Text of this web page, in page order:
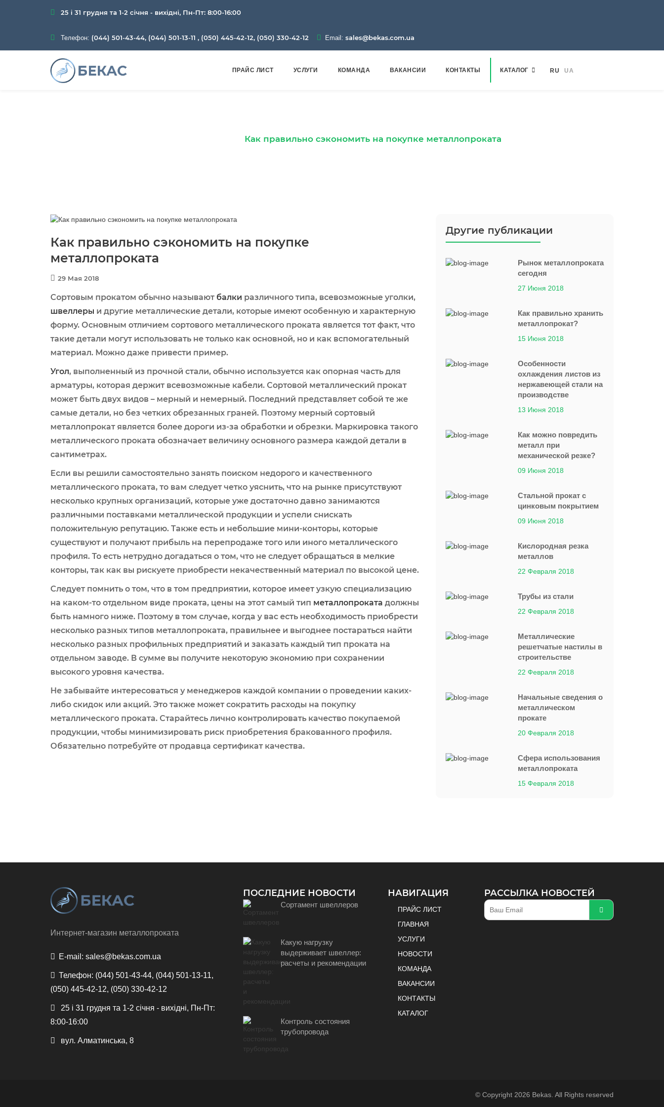
25 і 31 грудня та 1-2 січня - вихідні, Пн-Пт: 8:00-16:00
Телефон: (044) 501-43-44, (044) 501-13-11 , (050) 445-42-12, (050) 330-42-12 Email: sales@bekas.com.ua
ПРАЙС ЛИСТ УСЛУГИ КОМАНДА ВАКАНСИИ КОНТАКТЫ КАТАЛОГ RU UA
Как правильно сэкономить на покупке металлопроката
Как правильно сэкономить на покупке
металлопроката
29 Мая 2018
Сортовым прокатом обычно называют балки различного типа, всевозможные уголки,
швеллеры и другие металлические детали, которые имеют особенную и характерную
форму. Основным отличием сортового металлического проката является тот факт, что
такие детали могут использовать не только как основной, но и как вспомогательный
материал. Можно даже привести пример.
Угол, выполненный из прочной стали, обычно используется как опорная часть для
арматуры, которая держит всевозможные кабели. Сортовой металлический прокат
может быть двух видов – мерный и немерный. Последний представляет собой те же
самые детали, но без четких обрезанных граней. Поэтому мерный сортовый
металлопрокат является более дороги из-за обработки и обрезки. Маркировка такого
металлического проката обозначает величину основного размера каждой детали в
сантиметрах.
Если вы решили самостоятельно занять поиском недорого и качественного
металлического проката, то вам следует четко уяснить, что на рынке присутствуют
несколько крупных организаций, которые уже достаточно давно занимаются
различными поставками металлической продукции и успели снискать
положительную репутацию. Также есть и небольшие мини-конторы, которые
существуют и получают прибыль на перепродаже того или иного металлического
профиля. То есть нетрудно догадаться о том, что не следует обращаться в мелкие
конторы, так как вы рискуете приобрести некачественный материал по высокой цене.
Следует помнить о том, что в том предприятии, которое имеет узкую специализацию
на каком-то отдельном виде проката, цены на этот самый тип металлопроката должны
быть намного ниже. Поэтому в том случае, когда у вас есть необходимость приобрести
несколько разных типов металлопроката, правильнее и выгоднее постараться найти
несколько разных профильных предприятий и заказать каждый тип проката на
отдельном заводе. В сумме вы получите некоторую экономию при сохранении
высокого уровня качества.
Не забывайте интересоваться у менеджеров каждой компании о проведении каких-
либо скидок или акций. Это также может сократить расходы на покупку
металлического проката. Старайтесь лично контролировать качество покупаемой
продукции, чтобы минимизировать риск приобретения бракованного профиля.
Обязательно потребуйте от продавца сертификат качества.
Другие публикации
Рынок металлопроката
сегодня
27 Июня 2018
Как правильно хранить
металлопрокат?
15 Июня 2018
Особенности
охлаждения листов из
нержавеющей стали на
производстве
13 Июня 2018
Как можно повредить
металл при
механической резке?
09 Июня 2018
Стальной прокат с
цинковым покрытием
09 Июня 2018
Кислородная резка
металлов
22 Февраля 2018
Трубы из стали
22 Февраля 2018
Металлические
решетчатые настилы в
строительстве
22 Февраля 2018
Начальные сведения о
металлическом
прокате
20 Февраля 2018
Сфера использования
металлопроката
15 Февраля 2018
Интернет-магазин металлопроката
E-mail: sales@bekas.com.ua
Телефон: (044) 501-43-44, (044) 501-13-11,
(050) 445-42-12, (050) 330-42-12
25 і 31 грудня та 1-2 січня - вихідні, Пн-Пт:
8:00-16:00
вул. Алматинська, 8
ПОСЛЕДНИЕ НОВОСТИ
Сортамент швеллеров
Какую нагрузку
выдерживает швеллер:
расчеты и рекомендации
Контроль состояния
трубопровода
НАВИГАЦИЯ
ПРАЙС ЛИСТ
ГЛАВНАЯ
УСЛУГИ
НОВОСТИ
КОМАНДА
ВАКАНСИИ
КОНТАКТЫ
КАТАЛОГ
РАССЫЛКА НОВОСТЕЙ
© Copyright 2026 Bekas. All Rights reserved